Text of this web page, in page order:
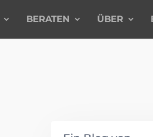
BERATEN ÜBER